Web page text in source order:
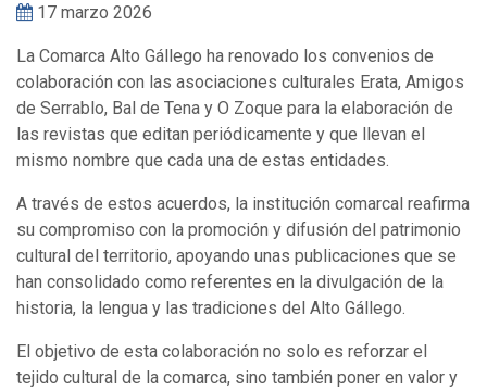
17 marzo 2026
La Comarca Alto Gállego ha renovado los convenios de
colaboración con las asociaciones culturales Erata, Amigos
de Serrablo, Bal de Tena y O Zoque para la elaboración de
las revistas que editan periódicamente y que llevan el
mismo nombre que cada una de estas entidades.
A través de estos acuerdos, la institución comarcal reafirma
su compromiso con la promoción y difusión del patrimonio
cultural del territorio, apoyando unas publicaciones que se
han consolidado como referentes en la divulgación de la
historia, la lengua y las tradiciones del Alto Gállego.
El objetivo de esta colaboración no solo es reforzar el
tejido cultural de la comarca, sino también poner en valor y